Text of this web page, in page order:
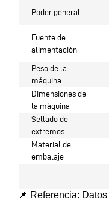
Poder general
Fuente de
alimentación
Peso de la
máquina
Dimensiones de
la máquina
Sellado de
extremos
Material de
embalaje
📌 Referencia: